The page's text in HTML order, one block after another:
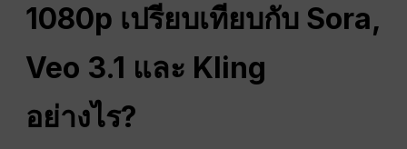
1080p เปรียบเทียบกับ Sora,
Veo 3.1 และ Kling
อย่างไร?